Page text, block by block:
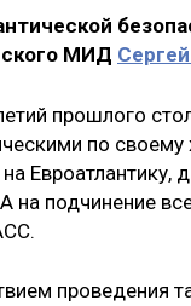
МИД
прошлого
по своему
Евроатлантику,
подчинение
проведения